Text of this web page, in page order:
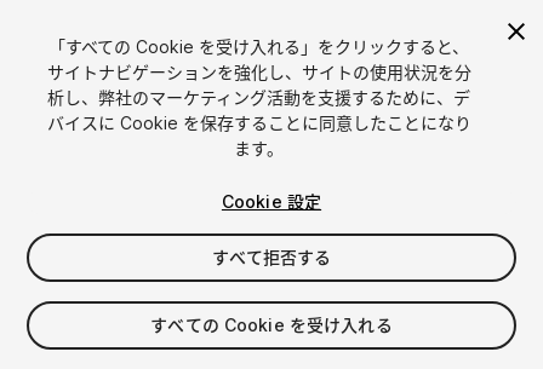
1 /6
$4.99
消費税は決済時に計算されます
「すべての Cookie を受け入れる」をクリックすると、
サイトナビゲーションを強化し、サイトの使用状況を分
析し、弊社のマーケティング活動を支援するために、デ
バイスに Cookie を保存することに同意したことになり
ます。
Cookie 設定
すべて拒否する
すべての Cookie を受け入れる